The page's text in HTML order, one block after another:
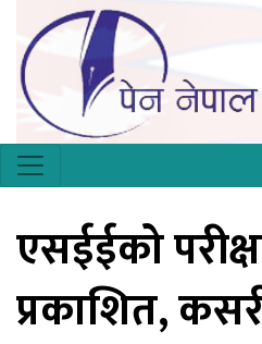
एसईईको
प्रकाशित,